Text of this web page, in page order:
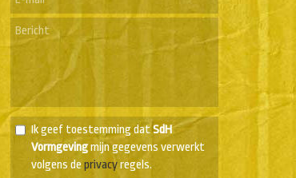
Ik geef toestemming datSdH
Vormgevingmijn gegevens verwerkt
volgens de privacyregels.